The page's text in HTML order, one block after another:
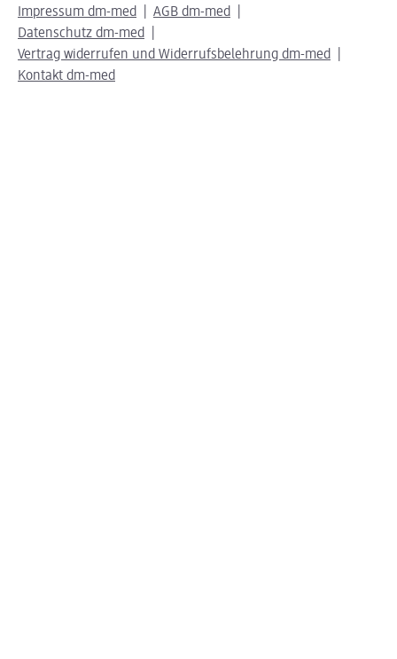
Impressum dm-med
AGB dm-med
Datenschutz dm-med
Vertrag widerrufen und Widerrufsbelehrung dm-med
Kontakt dm-med